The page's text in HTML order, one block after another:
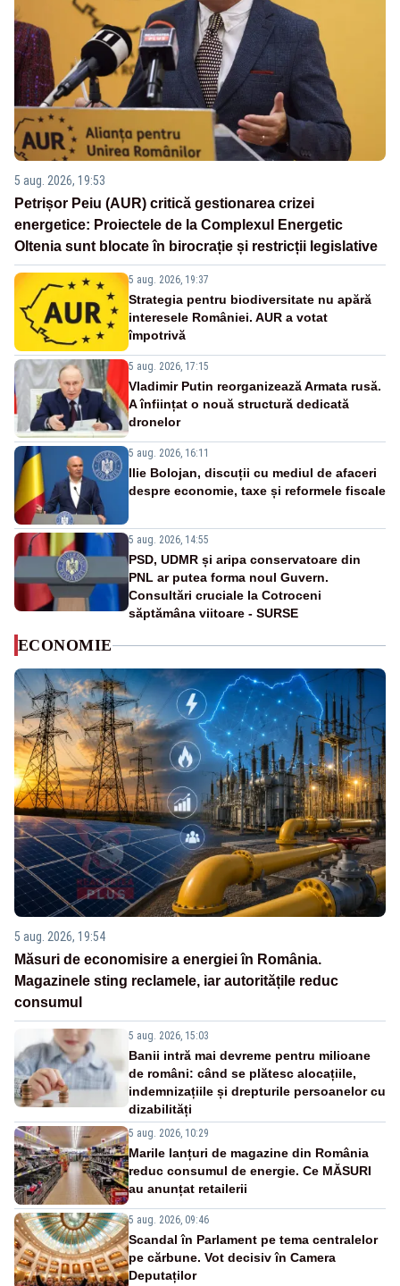
5 aug. 2026, 19:53
Petrișor Peiu (AUR) critică gestionarea crizei
energetice: Proiectele de la Complexul Energetic
Oltenia sunt blocate în birocrație și restricții legislative
5 aug. 2026, 19:37
Strategia pentru biodiversitate nu apără
interesele României. AUR a votat
împotrivă
5 aug. 2026, 17:15
Vladimir Putin reorganizează Armata rusă.
A înființat o nouă structură dedicată
dronelor
5 aug. 2026, 16:11
Ilie Bolojan, discuții cu mediul de afaceri
despre economie, taxe și reformele fiscale
5 aug. 2026, 14:55
PSD, UDMR și aripa conservatoare din
PNL ar putea forma noul Guvern.
Consultări cruciale la Cotroceni
săptămâna viitoare - SURSE
ECONOMIE
5 aug. 2026, 19:54
Măsuri de economisire a energiei în România.
Magazinele sting reclamele, iar autoritățile reduc
consumul
5 aug. 2026, 15:03
Banii intră mai devreme pentru milioane
de români: când se plătesc alocațiile,
indemnizațiile și drepturile persoanelor cu
dizabilități
5 aug. 2026, 10:29
Marile lanțuri de magazine din România
reduc consumul de energie. Ce MĂSURI
au anunțat retailerii
5 aug. 2026, 09:46
Scandal în Parlament pe tema centralelor
pe cărbune. Vot decisiv în Camera
Deputaților